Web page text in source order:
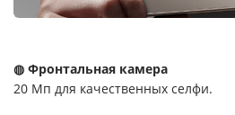
◍ Фронтальная камера
20 Мп для качественных селфи.